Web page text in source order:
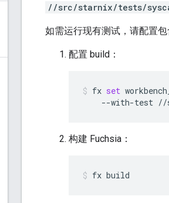
//src/starnix/tests/
如需运行现有测试，请配置包
配置 build：
fx set
--with-test //
构建 Fuchsia：
fx build